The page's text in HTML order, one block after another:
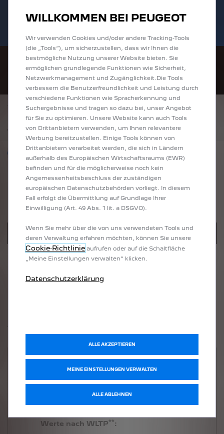
E-Autos und Plug-In-Hybride. Mehr
erfahren >>
2008 zu attraktiven Leasingraten
entdecken!
ZURÜCK
PEUGEOT 408 GT EXCLUSIVE
48.770 €inkl. MwSt.*
Nur förderfähige Modelle anzeigen
AUSSTATTUNGSLINIE:
Ab40.970 €inkl. MwSt.*
qualifiziert für E-Auto-Förderung
Werte nach WLTP**:
WILLKOMMEN BEI PEUGEOT
Wir verwenden Cookies und/oder andere Tracking-Tools
(die „Tools“), um sicherzustellen, dass wir Ihnen die
bestmögliche Nutzung unserer Website bieten. Sie
ermöglichen grundlegende Funktionen wie Sicherheit,
Netzwerkmanagement und Zugänglichkeit.Die Tools
verbessern die Benutzerfreundlichkeit und Leistung durch
verschiedene Funktionen wie Spracherkennung und
Suchergebnisse und tragen so dazu bei, unser Angebot
für Sie zu optimieren. Unsere Website kann auch Tools
von Drittanbietern verwenden, um Ihnen relevantere
Werbung bereitzustellen. Einige Tools können von
Drittanbietern verarbeitet werden, die sich in Ländern
außerhalb des Europäischen Wirtschaftsraums (EWR)
befinden und für die möglicherweise noch kein
Angemessenheitsbeschluss der zuständigen
europäischen Datenschutzbehörden vorliegt. In diesem
Fall erfolgt die Übermittlung auf Grundlage Ihrer
Einwilligung (Art. 49 Abs. 1 lit. a DSGVO).
Wenn Sie mehr über die von uns verwendeten Tools und
deren Verwaltung erfahren möchten, können Sie unsere
Cookie‑Richtlinieaufrufen oder auf die Schaltfläche
„Meine Einstellungen verwalten“ klicken.
Datenschutzerklärung
MEINE EINSTELLUNGEN VERWALTEN
ALLE AKZEPTIEREN
ALLE ABLEHNEN